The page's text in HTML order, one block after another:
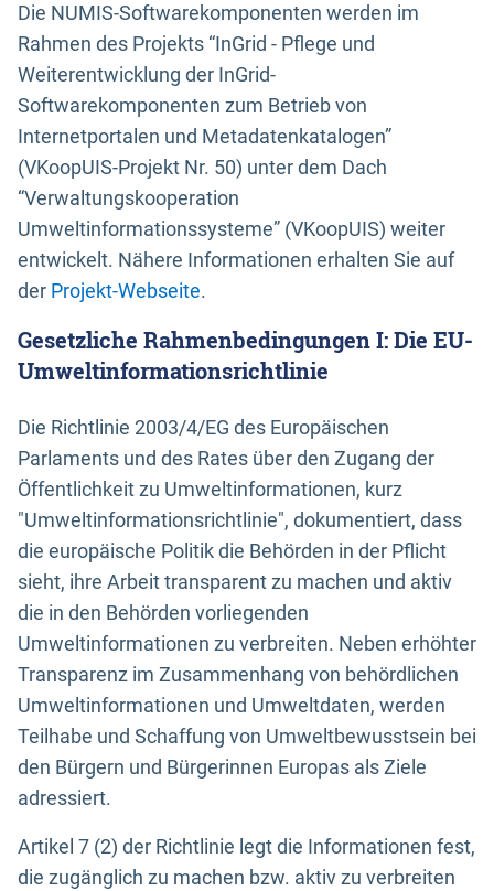
Die NUMIS-Softwarekomponenten werden im
Rahmen des Projekts “InGrid - Pflege und
Weiterentwicklung der InGrid-
Softwarekomponenten zum Betrieb von
Internetportalen und Metadatenkatalogen”
(VKoopUIS-Projekt Nr. 50) unter dem Dach
“Verwaltungskooperation
Umweltinformationssysteme” (VKoopUIS) weiter
entwickelt. Nähere Informationen erhalten Sie auf
der Projekt-Webseite.
Gesetzliche Rahmenbedingungen I: Die EU-
Umweltinformationsrichtlinie
Die Richtlinie 2003/4/EG des Europäischen
Parlaments und des Rates über den Zugang der
Öffentlichkeit zu Umweltinformationen, kurz
"Umweltinformationsrichtlinie", dokumentiert, dass
die europäische Politik die Behörden in der Pflicht
sieht, ihre Arbeit transparent zu machen und aktiv
die in den Behörden vorliegenden
Umweltinformationen zu verbreiten. Neben erhöhter
Transparenz im Zusammenhang von behördlichen
Umweltinformationen und Umweltdaten, werden
Teilhabe und Schaffung von Umweltbewusstsein bei
den Bürgern und Bürgerinnen Europas als Ziele
adressiert.
Artikel 7 (2) der Richtlinie legt die Informationen fest,
die zugänglich zu machen bzw. aktiv zu verbreiten